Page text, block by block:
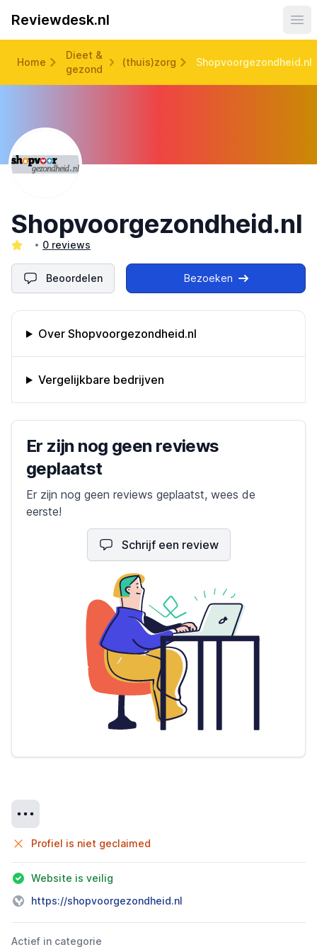
Reviewdesk.nl
Home
Dieet &
gezond
(thuis)zorg Shopvoorgezondheid.nl
Shopvoorgezondheid.nl
0 reviews
Beoordelen Bezoeken
Omschrijving bedrijf
Over Shopvoorgezondheid.nl
Vergelijkbare bedrijven
Bedrijfs reviews
Er zijn nog geen reviews
geplaatst
Er zijn nog geen reviews geplaatst, wees de
eerste!
Schrijf een review
Profiel is niet geclaimed
Website is veilig
https://shopvoorgezondheid.nl
Actief in categorie